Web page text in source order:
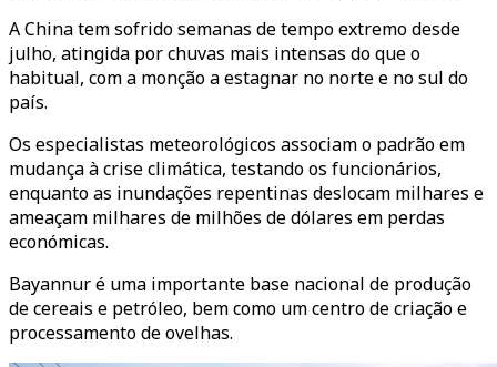
A China tem sofrido semanas de tempo extremo desde
julho, atingida por chuvas mais intensas do que o
habitual, com a monção a estagnar no norte e no sul do
país.
Os especialistas meteorológicos associam o padrão em
mudança à crise climática, testando os funcionários,
enquanto as inundações repentinas deslocam milhares e
ameaçam milhares de milhões de dólares em perdas
económicas.
Bayannur é uma importante base nacional de produção
de cereais e petróleo, bem como um centro de criação e
processamento de ovelhas.